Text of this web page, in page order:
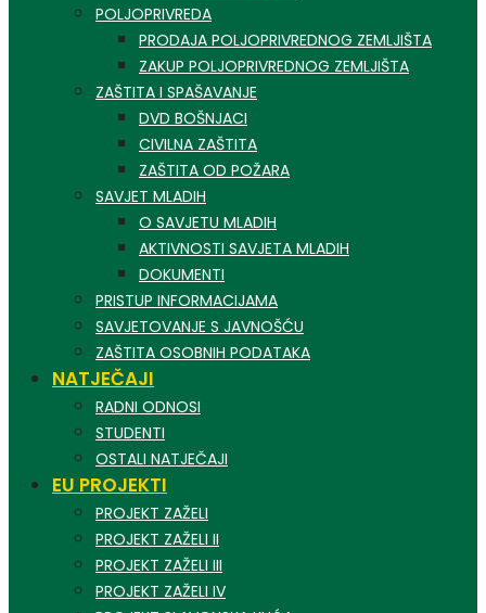
POLJOPRIVREDA
PRODAJA POLJOPRIVREDNOG ZEMLJIŠTA
ZAKUP POLJOPRIVREDNOG ZEMLJIŠTA
ZAŠTITA I SPAŠAVANJE
DVD BOŠNJACI
CIVILNA ZAŠTITA
ZAŠTITA OD POŽARA
SAVJET MLADIH
O SAVJETU MLADIH
AKTIVNOSTI SAVJETA MLADIH
DOKUMENTI
PRISTUP INFORMACIJAMA
SAVJETOVANJE S JAVNOŠĆU
ZAŠTITA OSOBNIH PODATAKA
NATJEČAJI
RADNI ODNOSI
STUDENTI
OSTALI NATJEČAJI
EU PROJEKTI
PROJEKT ZAŽELI
PROJEKT ZAŽELI II
PROJEKT ZAŽELI III
PROJEKT ZAŽELI IV